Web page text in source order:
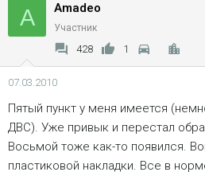
A Amadeo
Участник
428 1
07.03.2010
Пятый пункт у меня имеется
ДВС). Уже привык и перестал
Восьмой тоже как-то появился.
пластиковой накладки. Все в